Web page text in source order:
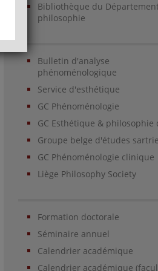
Bibliothèque du
philosophie
Bulletin d'analyse
phénoménologique
Service d'esthétique
GC Phénoménologie
GC Esthétique & philosophie
Groupe belge d'études
GC Phénoménologie clinique
Liège Philosophy Society
Formation doctorale
Séminaire annuel
Calendrier académique
Calendrier académique